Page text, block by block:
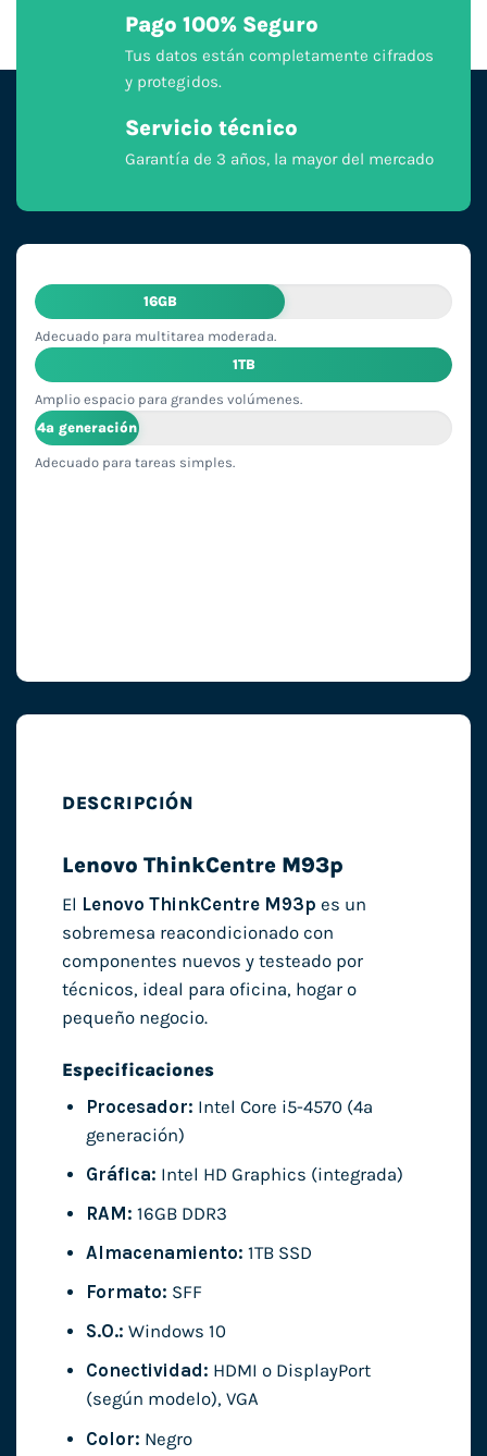
Pago 100% Seguro
Tus datos están completamente cifrados
y protegidos.
Servicio técnico
Garantía de 3 años, la mayor del mercado
16GB
Adecuado para multitarea moderada.
1TB
Amplio espacio para grandes volúmenes.
4ª generación
Adecuado para tareas simples.
DESCRIPCIÓN
Lenovo ThinkCentre M93p
El Lenovo ThinkCentre M93p es un
sobremesa reacondicionado con
componentes nuevos y testeado por
técnicos, ideal para oficina, hogar o
pequeño negocio.
Especificaciones
Procesador: Intel Core i5-4570 (4ª
generación)
Gráfica: Intel HD Graphics (integrada)
RAM: 16GB DDR3
Almacenamiento: 1TB SSD
Formato: SFF
S.O.: Windows 10
Conectividad: HDMI o DisplayPort
(según modelo), VGA
Color: Negro